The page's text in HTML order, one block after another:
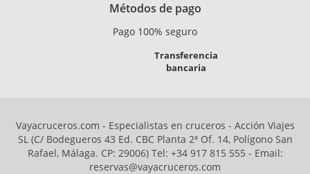
Métodos de pago
Pago 100% seguro
Transferencia
bancaria
Vayacruceros.com - Especialistas en cruceros - Acción Viajes
SL (C/ Bodegueros 43 Ed. CBC Planta 2ª Of. 14, Polígono San
Rafael, Málaga. CP: 29006) Tel: +34 917 815 555 - Email:
reservas@vayacruceros.com